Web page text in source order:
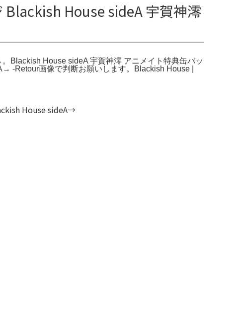
House sideA 宇賀神澪
Blackish House sideA 宇賀神澪 アニメイト特典缶バッ
-Retour画像で判断お願いします。Blackish House |